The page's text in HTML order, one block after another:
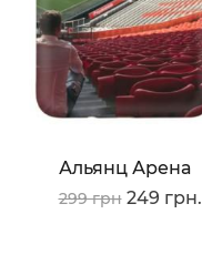
Альянц Арена
299 грн 249 грн.